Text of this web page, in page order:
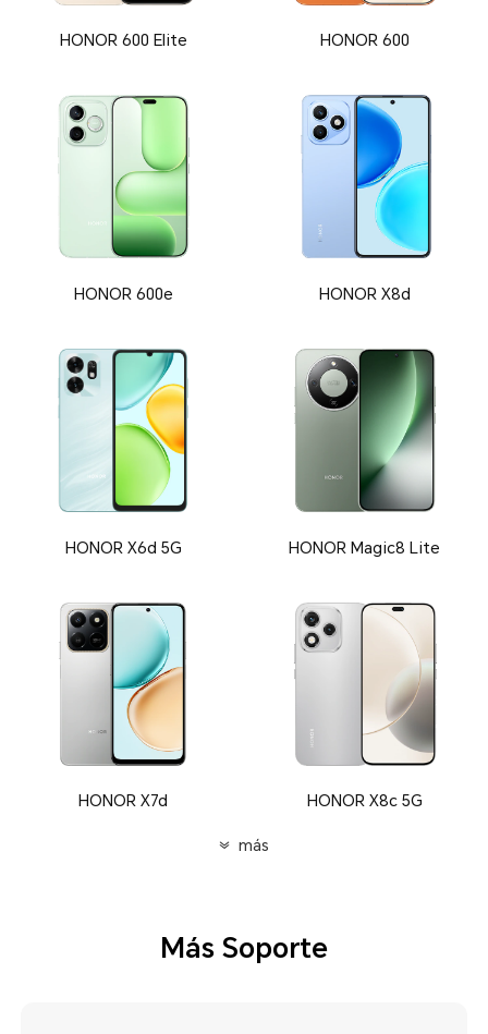
HONOR 600 Elite HONOR 600
HONOR 600e HONOR X8d
HONOR X6d 5G HONOR Magic8 Lite
HONOR X7d HONOR X8c 5G
más
Más Soporte